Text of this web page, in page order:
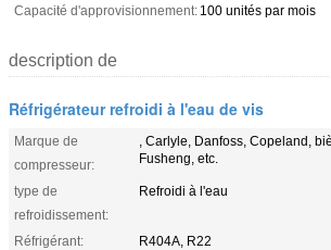
Capacité d'approvisionnement: 100 unités par mois
description de
Réfrigérateur refroidi à l'eau de vis
Marque de
compresseur:
, Carlyle, Danfoss, Copeland,
Fusheng, etc.
type de
refroidissement:
Refroidi à l'eau
Réfrigérant:
R404A, R22